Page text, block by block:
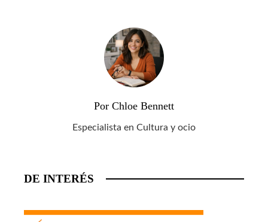
Por Chloe Bennett
Especialista en Cultura y ocio
DE INTERÉS